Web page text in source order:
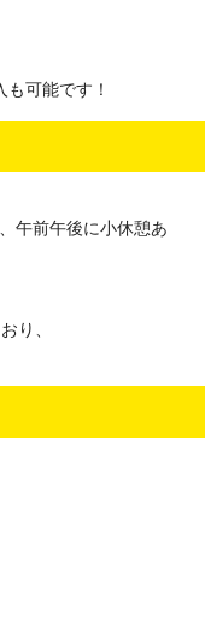
可能です！
午前午後に小休憩あ
り、